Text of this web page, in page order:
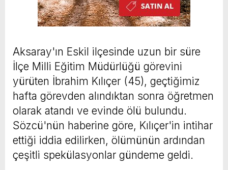
Aksaray'ın Eskil ilçesinde uzun bir süre
İlçe Milli Eğitim Müdürlüğü görevini
yürüten İbrahim Kılıçer (45), geçtiğimiz
hafta görevden alındıktan sonra öğretmen
olarak atandı ve evinde ölü bulundu.
Sözcü'nün haberine göre, Kılıçer'in intihar
ettiği iddia edilirken, ölümünün ardından
çeşitli spekülasyonlar gündeme geldi.